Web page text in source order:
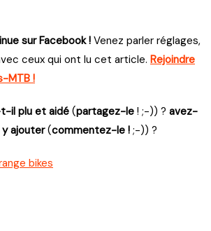
sur Facebook ! Venez parler réglages,
ceux qui ont lu cet article. Rejoindre
MTB !
il plu et aidé (partagez-le ! ;-)) ? avez-
ajouter(commentez-le ! ;-)) ?
bikes